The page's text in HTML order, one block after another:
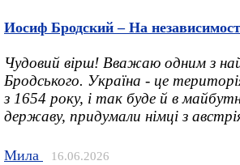
Иосиф Бродский – На
Чудовий вірш! Вважаю одним з
Бродського. Україна - це
з 1654 року, і так буде й в
державу, придумали німці з
Мила 16.06.2026